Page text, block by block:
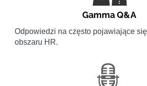
Gamma Q&A
Odpowiedzi na często pojawiające
obszaru HR.